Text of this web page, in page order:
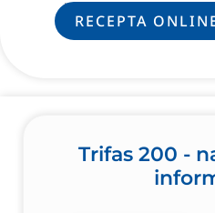
leczenie.
RECEPTA
Trifas 200 -